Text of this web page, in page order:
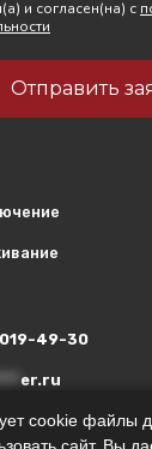
49-30
er.ru
Пика,
cookie файлы